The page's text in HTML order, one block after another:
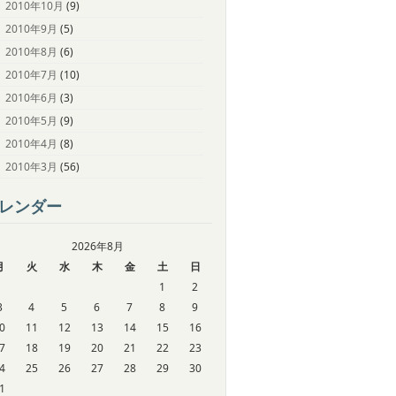
2010年10月 (9)
2010年9月 (5)
2010年8月 (6)
2010年7月 (10)
2010年6月 (3)
2010年5月 (9)
2010年4月 (8)
2010年3月 (56)
ンダー
2026年8月
火 水 木 金 土
日
1
2
4 5 6 7 8
9
11 12 13 14 15
16
18 19 20 21 22
23
25 26 27 28 29
30